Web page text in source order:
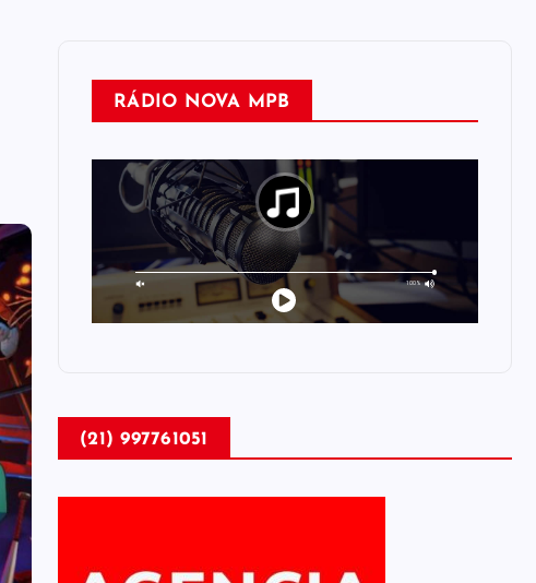
RÁDIO NOVA MPB
(21) 997761051